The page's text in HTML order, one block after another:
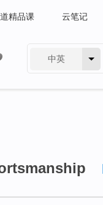
精品课 云笔记
中英